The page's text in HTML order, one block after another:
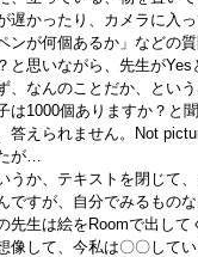
遅かったり、カメラに入
ペンが何個あるか」などの
と思いながら、先生が
、なんのことだか、という
は1000個ありますか？と
答えられません。Not
が…
うか、テキストを閉じて
ですが、自分でみるもの
先生は絵をRoomで出して
想像して、今私は〇〇して